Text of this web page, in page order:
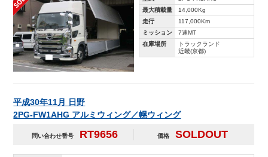
最大積載量
14,000Kg
走行
117,000Km
ミッション
7速MT
在庫場所
トラックランド
近畿(京都)
平成30年11月 日野
2PG-FW1AHG アルミウィング／幌ウィング
問い合わせ番号 RT9656 価格 SOLDOUT